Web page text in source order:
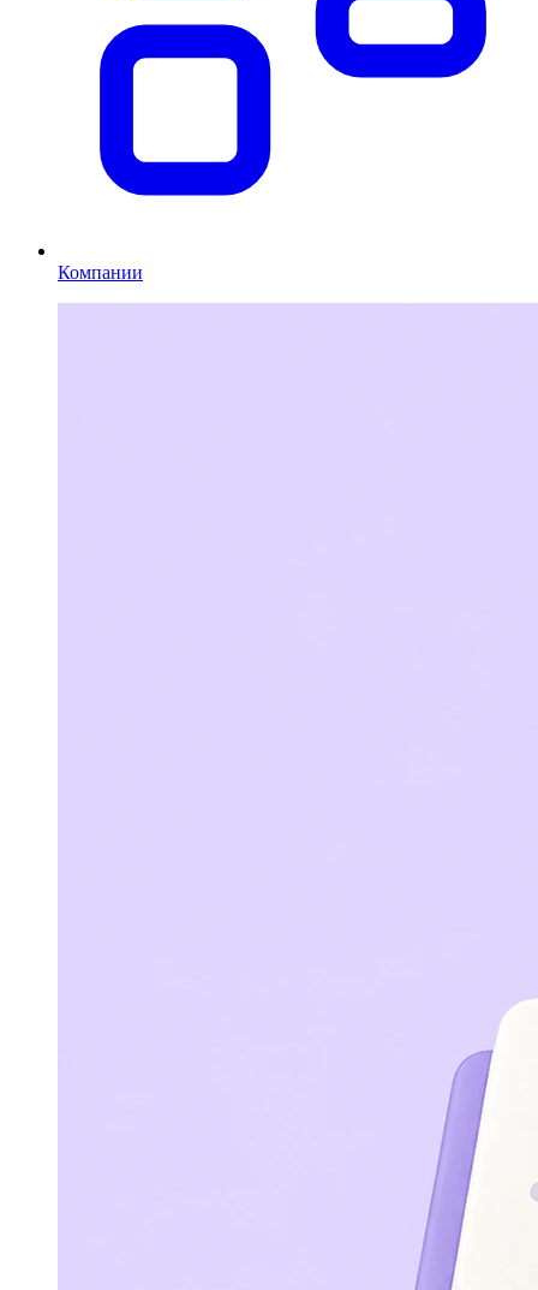
Компании